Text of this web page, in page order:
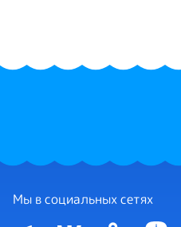
Мы в социальных сетях